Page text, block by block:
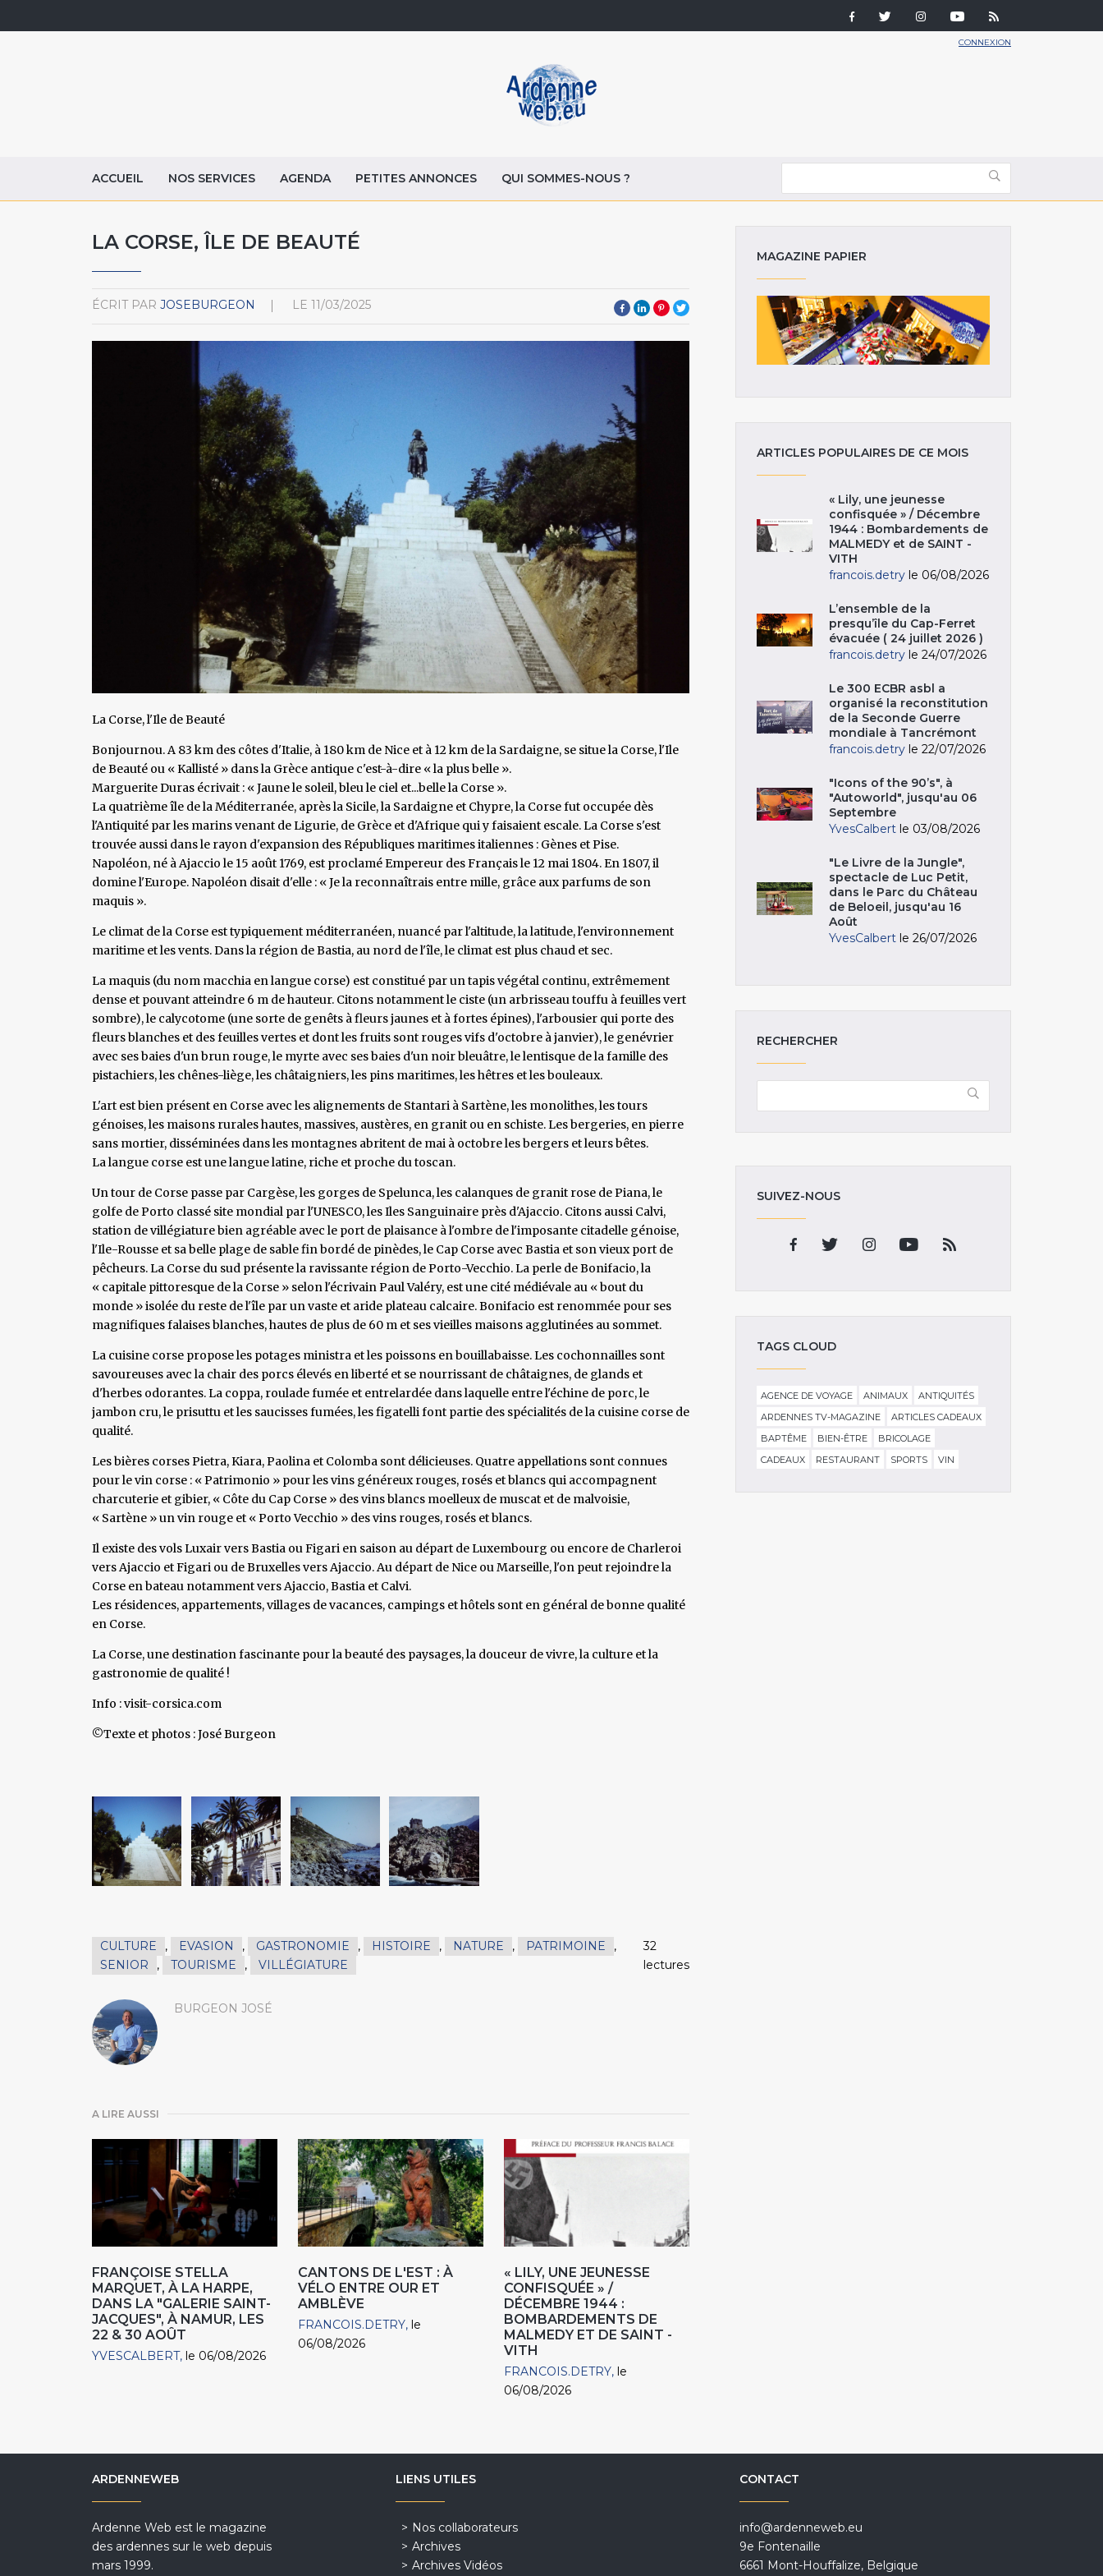
CONNEXION
ACCUEIL NOS SERVICES AGENDA PETITES ANNONCES QUI SOMMES-NOUS ?
LA CORSE, ÎLE DE BEAUTÉ
ÉCRIT PAR JOSEBURGEON LE 11/03/2025
La Corse, l'Ile de Beauté
Bonjournou. A 83 km des côtes d'Italie, à 180 km de Nice et à 12 km de la Sardaigne, se situe la Corse, l'Ile
de Beauté ou « Kallisté » dans la Grèce antique c'est-à-dire « la plus belle ».
Marguerite Duras écrivait : « Jaune le soleil, bleu le ciel et...belle la Corse ».
La quatrième île de la Méditerranée, après la Sicile, la Sardaigne et Chypre, la Corse fut occupée dès
l'Antiquité par les marins venant de Ligurie, de Grèce et d'Afrique qui y faisaient escale. La Corse s'est
trouvée aussi dans le rayon d'expansion des Républiques maritimes italiennes : Gènes et Pise.
Napoléon, né à Ajaccio le 15 août 1769, est proclamé Empereur des Français le 12 mai 1804. En 1807, il
domine l'Europe. Napoléon disait d'elle : « Je la reconnaîtrais entre mille, grâce aux parfums de son
maquis ».
Le climat de la Corse est typiquement méditerranéen, nuancé par l'altitude, la latitude, l'environnement
maritime et les vents. Dans la région de Bastia, au nord de l'île, le climat est plus chaud et sec.
La maquis (du nom macchia en langue corse) est constitué par un tapis végétal continu, extrêmement
dense et pouvant atteindre 6 m de hauteur. Citons notamment le ciste (un arbrisseau touffu à feuilles vert
sombre), le calycotome (une sorte de genêts à fleurs jaunes et à fortes épines), l'arbousier qui porte des
fleurs blanches et des feuilles vertes et dont les fruits sont rouges vifs d'octobre à janvier), le genévrier
avec ses baies d'un brun rouge, le myrte avec ses baies d'un noir bleuâtre, le lentisque de la famille des
pistachiers, les chênes-liège, les châtaigniers, les pins maritimes, les hêtres et les bouleaux.
L'art est bien présent en Corse avec les alignements de Stantari à Sartène, les monolithes, les tours
génoises, les maisons rurales hautes, massives, austères, en granit ou en schiste. Les bergeries, en pierre
sans mortier, disséminées dans les montagnes abritent de mai à octobre les bergers et leurs bêtes.
La langue corse est une langue latine, riche et proche du toscan.
Un tour de Corse passe par Cargèse, les gorges de Spelunca, les calanques de granit rose de Piana, le
golfe de Porto classé site mondial par l'UNESCO, les Iles Sanguinaire près d'Ajaccio. Citons aussi Calvi,
station de villégiature bien agréable avec le port de plaisance à l'ombre de l'imposante citadelle génoise,
l'Ile-Rousse et sa belle plage de sable fin bordé de pinèdes, le Cap Corse avec Bastia et son vieux port de
pêcheurs. La Corse du sud présente la ravissante région de Porto-Vecchio. La perle de Bonifacio, la
« capitale pittoresque de la Corse » selon l'écrivain Paul Valéry, est une cité médiévale au « bout du
monde » isolée du reste de l'île par un vaste et aride plateau calcaire. Bonifacio est renommée pour ses
magnifiques falaises blanches, hautes de plus de 60 m et ses vieilles maisons agglutinées au sommet.
La cuisine corse propose les potages ministra et les poissons en bouillabaisse. Les cochonnailles sont
savoureuses avec la chair des porcs élevés en liberté et se nourrissant de châtaignes, de glands et
d'herbes odorantes. La coppa, roulade fumée et entrelardée dans laquelle entre l'échine de porc, le
jambon cru, le prisuttu et les saucisses fumées, les figatelli font partie des spécialités de la cuisine corse de
qualité.
Les bières corses Pietra, Kiara, Paolina et Colomba sont délicieuses. Quatre appellations sont connues
pour le vin corse : « Patrimonio » pour les vins généreux rouges, rosés et blancs qui accompagnent
charcuterie et gibier, « Côte du Cap Corse » des vins blancs moelleux de muscat et de malvoisie,
« Sartène » un vin rouge et « Porto Vecchio » des vins rouges, rosés et blancs.
Il existe des vols Luxair vers Bastia ou Figari en saison au départ de Luxembourg ou encore de Charleroi
vers Ajaccio et Figari ou de Bruxelles vers Ajaccio. Au départ de Nice ou Marseille, l'on peut rejoindre la
Corse en bateau notamment vers Ajaccio, Bastia et Calvi.
Les résidences, appartements, villages de vacances, campings et hôtels sont en général de bonne qualité
en Corse.
La Corse, une destination fascinante pour la beauté des paysages, la douceur de vivre, la culture et la
gastronomie de qualité !
Info : visit-corsica.com
©Texte et photos : José Burgeon
CULTURE , EVASION , GASTRONOMIE , HISTOIRE , NATURE , PATRIMOINE
,
SENIOR
, TOURISME , VILLÉGIATURE
32
lectures
BURGEON JOSÉ
A LIRE AUSSI
FRANÇOISE STELLA
MARQUET, À LA HARPE,
DANS LA "GALERIE SAINT-
JACQUES", À NAMUR, LES
22 & 30 AOÛT
YVESCALBERT le 06/08/2026
CANTONS DE L'EST : À
VÉLO ENTRE OUR ET
AMBLÈVE
FRANCOIS.DETRY le
06/08/2026
« LILY, UNE JEUNESSE
CONFISQUÉE » /
DÉCEMBRE 1944 :
BOMBARDEMENTS DE
MALMEDY ET DE SAINT -
VITH
FRANCOIS.DETRY le
06/08/2026
MAGAZINE PAPIER
ARTICLES POPULAIRES DE CE MOIS
« Lily, une jeunesse
confisquée » / Décembre
1944 : Bombardements de
MALMEDY et de SAINT -
VITH
francois.detry le 06/08/2026
L’ensemble de la
presqu’île du Cap-Ferret
évacuée ( 24 juillet 2026 )
francois.detry le 24/07/2026
Le 300 ECBR asbl a
organisé la reconstitution
de la Seconde Guerre
mondiale à Tancrémont
francois.detry le 22/07/2026
"Icons of the 90’s", à
"Autoworld", jusqu'au 06
Septembre
YvesCalbert le 03/08/2026
"Le Livre de la Jungle",
spectacle de Luc Petit,
dans le Parc du Château
de Beloeil, jusqu'au 16
Août
YvesCalbert le 26/07/2026
RECHERCHER
SUIVEZ-NOUS
TAGS CLOUD
AGENCE DE VOYAGE ANIMAUX
ANTIQUITÉS
ARDENNES TV-MAGAZINE
ARTICLES CADEAUX
BAPTÊME
BIEN-ÊTRE
BRICOLAGE
CADEAUX
RESTAURANT SPORTS VIN
ARDENNEWEB
Ardenne Web est le magazine
des ardennes sur le web depuis
mars 1999.
LIENS UTILES
Nos collaborateurs
Archives
Archives Vidéos
CONTACT
info@ardenneweb.eu
9e Fontenaille
6661 Mont-Houffalize, Belgique